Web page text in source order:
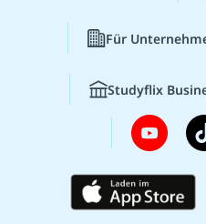
Für
Studyflix